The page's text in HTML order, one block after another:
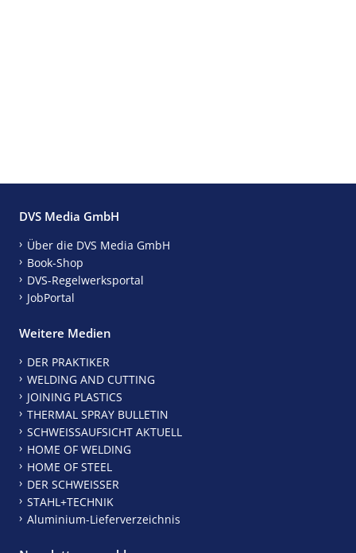
DVS Media GmbH
Über die DVS Media GmbH
Book-Shop
DVS-Regelwerksportal
JobPortal
Weitere Medien
DER PRAKTIKER
WELDING AND CUTTING
JOINING PLASTICS
THERMAL SPRAY BULLETIN
SCHWEISSAUFSICHT AKTUELL
HOME OF WELDING
HOME OF STEEL
DER SCHWEISSER
STAHL+TECHNIK
Aluminium-Lieferverzeichnis